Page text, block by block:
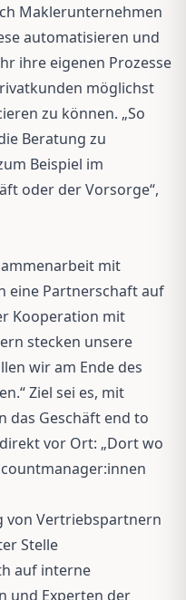
Maklerunternehmen
automatisieren und
ihre eigenen Prozesse
möglichst
zu können. „So
Beratung zu
Beispiel im
oder der Vorsorge“,
mit
eine Partnerschaft auf
Kooperation mit
stecken unsere
wir am Ende des
Ziel sei es, mit
das Geschäft end to
vor Ort: „Dort wo
von Vertriebspartnern
Stelle
auf interne
und Experten der